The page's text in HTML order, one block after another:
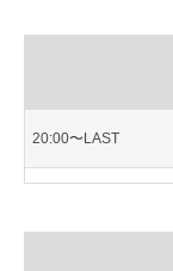
20:00〜LAST